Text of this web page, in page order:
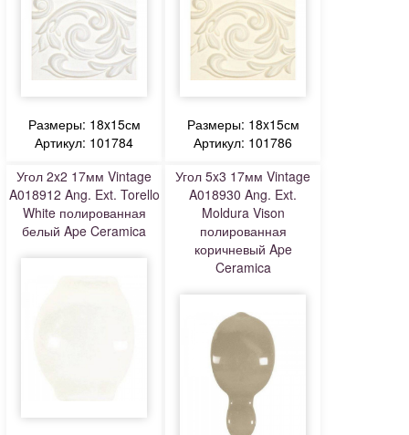
Размеры: 18x15см
Артикул: 101784
Размеры: 18x15см
Артикул: 101786
Угол 2x2 17мм Vintage
A018912 Ang. Ext. Torello
White полированная
белый Ape Ceramica
Угол 5x3 17мм Vintage
A018930 Ang. Ext.
Moldura Vison
полированная
коричневый Ape
Ceramica